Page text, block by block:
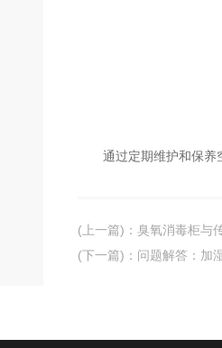
通过定期维护和保养空
(上一篇) ： 臭氧消毒柜与
(下一篇) ： 问题解答：加